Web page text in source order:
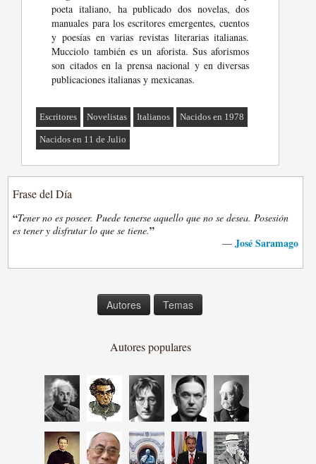
poeta italiano, ha publicado dos novelas, dos
manuales para los escritores emergentes, cuentos
y poesías en varias revistas literarias italianas.
Mucciolo también es un aforista. Sus aforismos
son citados en la prensa nacional y en diversas
publicaciones italianas y mexicanas.
Escritores Novelistas Italianos Nacidos en 1978
Nacidos en 11 de Julio
Frase del Día
“Tener no es poseer. Puede tenerse aquello que no se desea. Posesión
es tener y disfrutar lo que se tiene.”
— José Saramago
Autores Temas
Autores populares